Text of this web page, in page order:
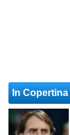
In Copertina